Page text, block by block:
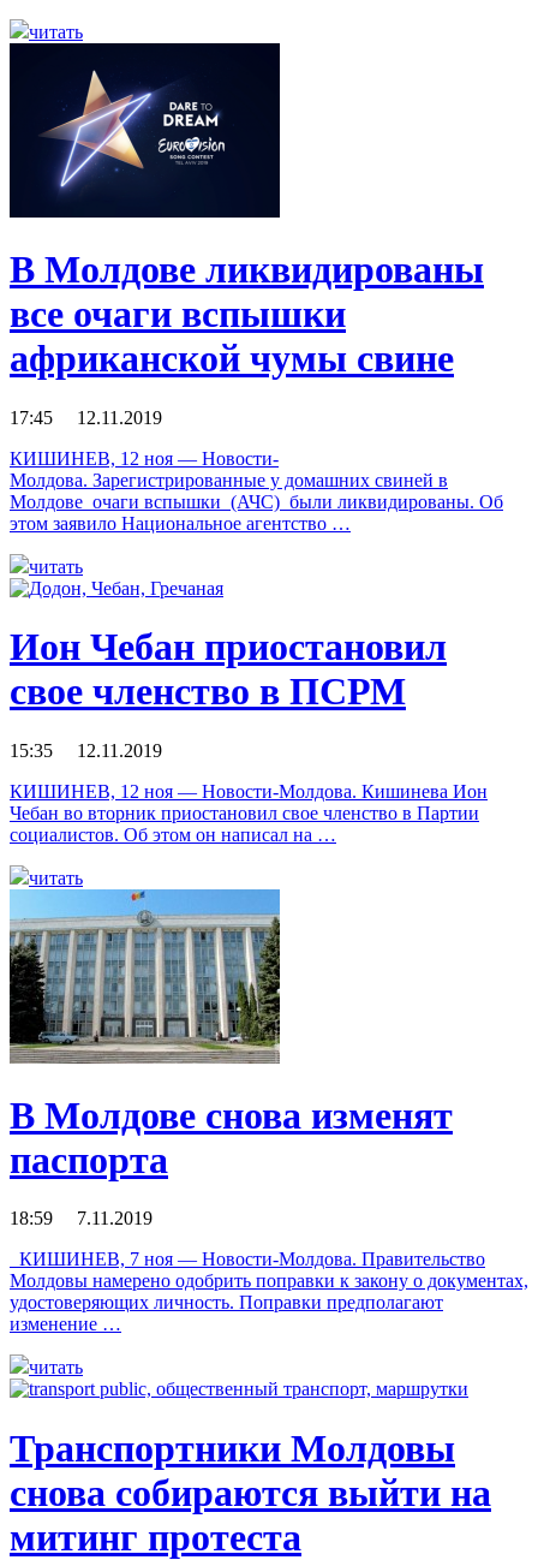
читать
В Молдове ликвидированы
все очаги вспышки
африканской чумы свине
17:45 12.11.2019
КИШИНЕВ, 12 ноя — Новости-
Молдова. Зарегистрированные у домашних свиней в
Молдове очаги вспышки (АЧС) были ликвидированы. Об
этом заявило Национальное агентство …
читать
Ион Чебан приостановил
свое членство в ПСРМ
15:35 12.11.2019
КИШИНЕВ, 12 ноя — Новости-Молдова. Кишинева Ион
Чебан во вторник приостановил свое членство в Партии
социалистов. Об этом он написал на …
читать
В Молдове снова изменят
паспорта
18:59 7.11.2019
КИШИНЕВ, 7 ноя — Новости-Молдова. Правительство
Молдовы намерено одобрить поправки к закону о документах,
удостоверяющих личность. Поправки предполагают
изменение …
читать
Транспортники Молдовы
снова собираются выйти на
митинг протеста